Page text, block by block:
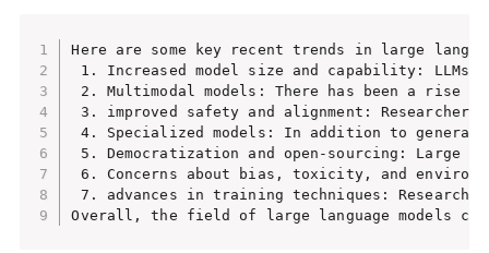
Here are some key recent trends in large
1. Increased model size and capability: LLMs
2. Multimodal models: There has been a rise
3. improved safety and alignment:
4. Specialized models: In addition to general-
5. Democratization and open-sourcing: Large
6. Concerns about bias, toxicity, and
7. advances in training techniques:
Overall, the field of large language models